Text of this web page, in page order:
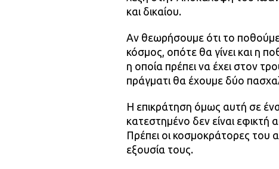
και δικαίου.
Αν θεωρήσουμε ότι το
κόσμος, οπότε θα γίνει και η
η οποία πρέπει να έχει στον
πράγματι θα έχουμε δύο
Η επικράτηση όμως αυτή σε
κατεστημένο δεν είναι εφικτή
Πρέπει οι κοσμοκράτορες του
εξουσία τους.